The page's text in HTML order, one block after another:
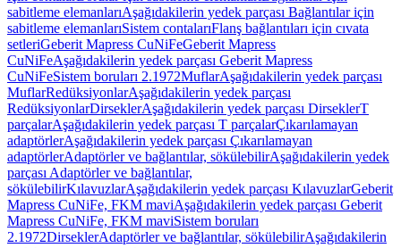
sabitleme elemanlarıAşağıdakilerin yedek parçası Bağlantılar için
sabitleme elemanlarıSistem contalarıFlanş bağlantıları için cıvata
setleriGeberit Mapress CuNiFeGeberit Mapress
CuNiFeAşağıdakilerin yedek parçası Geberit Mapress
CuNiFeSistem boruları 2.1972MuflarAşağıdakilerin yedek parçası
MuflarRedüksiyonlarAşağıdakilerin yedek parçası
RedüksiyonlarDirseklerAşağıdakilerin yedek parçası DirseklerT
parçalarAşağıdakilerin yedek parçası T parçalarÇıkarılamayan
adaptörlerAşağıdakilerin yedek parçası Çıkarılamayan
adaptörlerAdaptörler ve bağlantılar, sökülebilirAşağıdakilerin yedek
parçası Adaptörler ve bağlantılar,
sökülebilirKılavuzlarAşağıdakilerin yedek parçası KılavuzlarGeberit
Mapress CuNiFe, FKM maviAşağıdakilerin yedek parçası Geberit
Mapress CuNiFe, FKM maviSistem boruları
2.1972DirseklerAdaptörler ve bağlantılar, sökülebilirAşağıdakilerin